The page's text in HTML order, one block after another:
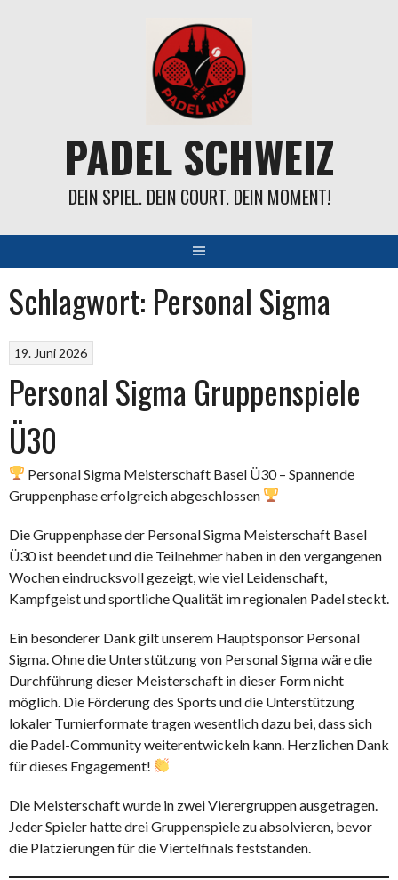
PADEL SCHWEIZ
DEIN SPIEL. DEIN COURT. DEIN MOMENT!
Schlagwort: Personal Sigma
19. Juni 2026
Personal Sigma Gruppenspiele
Ü30
Personal Sigma Meisterschaft Basel Ü30 – Spannende
Gruppenphase erfolgreich abgeschlossen
Die Gruppenphase der Personal Sigma Meisterschaft Basel
Ü30 ist beendet und die Teilnehmer haben in den vergangenen
Wochen eindrucksvoll gezeigt, wie viel Leidenschaft,
Kampfgeist und sportliche Qualität im regionalen Padel steckt.
Ein besonderer Dank gilt unserem Hauptsponsor Personal
Sigma. Ohne die Unterstützung von Personal Sigma wäre die
Durchführung dieser Meisterschaft in dieser Form nicht
möglich. Die Förderung des Sports und die Unterstützung
lokaler Turnierformate tragen wesentlich dazu bei, dass sich
die Padel-Community weiterentwickeln kann. Herzlichen Dank
für dieses Engagement!
Die Meisterschaft wurde in zwei Vierergruppen ausgetragen.
Jeder Spieler hatte drei Gruppenspiele zu absolvieren, bevor
die Platzierungen für die Viertelfinals feststanden.